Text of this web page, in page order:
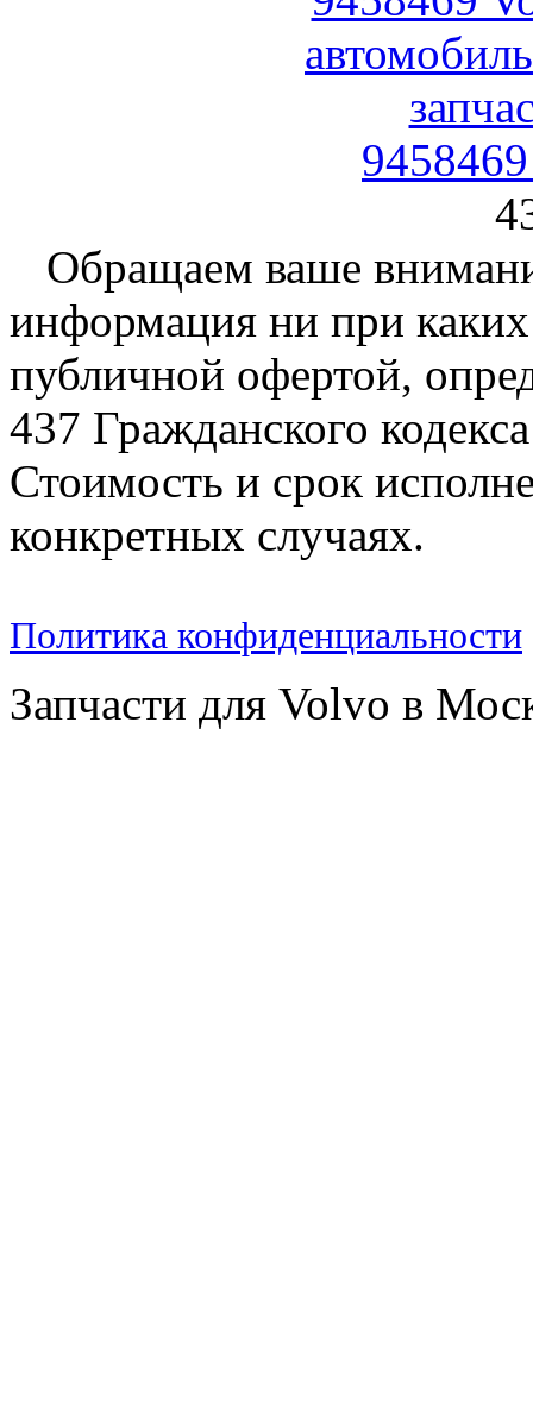
Обращаем ваше
информация ни при каких
публичной офертой,
437 Гражданского
Стоимость и срок
конкретных случаях.
Политика конфиденциальности
Запчасти для Volvo в